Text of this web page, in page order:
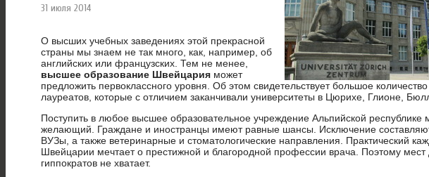
31 июля 2014
О высших учебных заведениях этой прекрасной
страны мы знаем не так много, как, например, об
английских или французских. Тем не менее,
высшее образование Швейцария может
предложить первоклассного уровня. Об этом свидетельствует большое
лауреатов, которые с отличием заканчивали университеты в Цюрихе, Глионе,
Поступить в любое высшее образовательное учреждение Альпийской республике
желающий. Граждане и иностранцы имеют равные шансы. Исключение
ВУЗы, а также ветеринарные и стоматологические направления. Практический
Швейцарии мечтает о престижной и благородной профессии врача. Поэтому
гиппократов не хватает.